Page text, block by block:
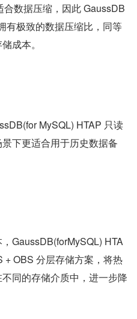
数据压缩，因此 GaussDB
有极致的数据压缩比，同等
成本。
MySQL) HTAP 只读
下更适合用于历史数据备
GaussDB(forMySQL) HTA
+ OBS 分层存储方案，将热
同的存储介质中，进一步降